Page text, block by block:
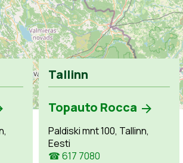
Tallinn
Topauto Rocca
Paldiski mnt 100, Tallinn,
Eesti
☎ 617 7080